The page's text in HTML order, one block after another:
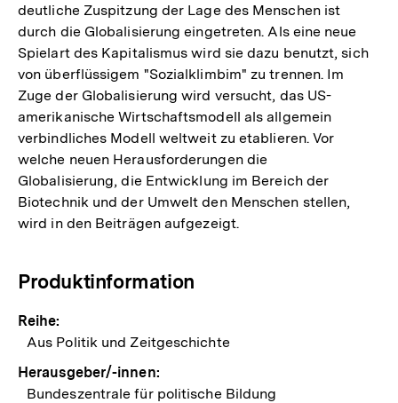
deutliche Zuspitzung der Lage des Menschen ist
durch die Globalisierung eingetreten. Als eine neue
Spielart des Kapitalismus wird sie dazu benutzt, sich
von überflüssigem "Sozialklimbim" zu trennen. Im
Zuge der Globalisierung wird versucht, das US-
amerikanische Wirtschaftsmodell als allgemein
verbindliches Modell weltweit zu etablieren. Vor
welche neuen Herausforderungen die
Globalisierung, die Entwicklung im Bereich der
Biotechnik und der Umwelt den Menschen stellen,
wird in den Beiträgen aufgezeigt.
Produktinformation
Reihe:
Aus Politik und Zeitgeschichte
Herausgeber/-innen:
Bundeszentrale für politische Bildung